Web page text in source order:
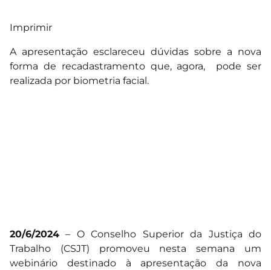
Imprimir
A apresentação esclareceu dúvidas sobre a nova
forma de recadastramento que, agora, pode ser
realizada por biometria facial.
20/6/2024 – O Conselho Superior da Justiça do
Trabalho (CSJT) promoveu nesta semana um
webinário destinado à apresentação da nova